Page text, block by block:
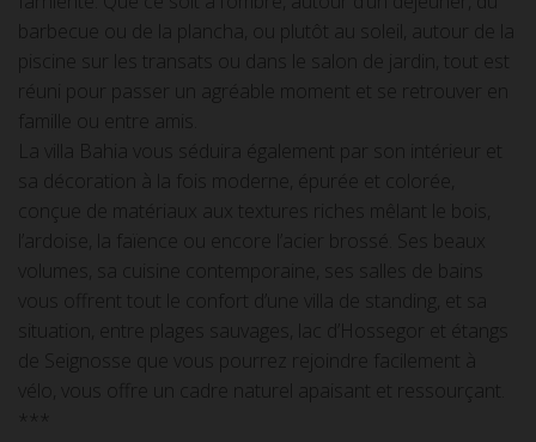
barbecue ou de la plancha, ou plutôt au soleil, autour de la
piscine sur les transats ou dans le salon de jardin, tout est
réuni pour passer un agréable moment et se retrouver en
famille ou entre amis.
La villa Bahia vous séduira également par son intérieur et
sa décoration à la fois moderne, épurée et colorée,
conçue de matériaux aux textures riches mêlant le bois,
l’ardoise, la faïence ou encore l’acier brossé. Ses beaux
volumes, sa cuisine contemporaine, ses salles de bains
vous offrent tout le confort d’une villa de standing, et sa
situation, entre plages sauvages, lac d’Hossegor et étangs
de Seignosse que vous pourrez rejoindre facilement à
vélo, vous offre un cadre naturel apaisant et ressourçant.
***